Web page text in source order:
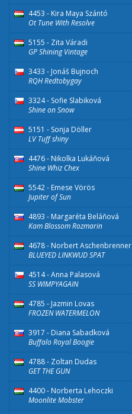
4453 - Kira Maya Szántó
Ot Tune With Resolve
5155 - Zita Váradi
GP Shining Vintage
3433 - Jonáš Bujnoch
RQH Redtobygay
3324 - Sofie Slabiková
Shine on Snow
5151 - Sonja Döller
LV Tuff shiny
4476 - Nikolka Lukáňová
Shine Whiz Chex
5542 - Emese Vörös
Jupiter of Sun
4893 - Margaréta Beláňová
Kam Blossom Rozmarin
4678 - Norbert Aschenbrenner
BLUEYED LINKWUD SPAT
4514 - Anna Palasová
SS WIMPYAGAIN
4785 - Jazmin Lovas
FROZEN WATERMELON
3917 - Diana Sabadková
Buffalo Royal Boogie
4788 - Zoltan Dudas
GET THE GUN
4400 - Norberta Lehoczki
Moonlite Mobster